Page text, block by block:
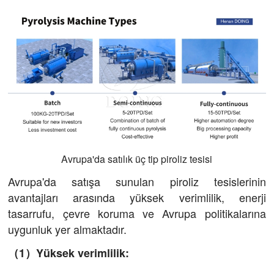
Avrupa'da satılık üç tip piroliz tesisi
Avrupa'da satışa sunulan piroliz tesislerinin
avantajları arasında yüksek verimlilik, enerji
tasarrufu, çevre koruma ve Avrupa politikalarına
uygunluk yer almaktadır.
（1）Yüksek verimlilik: